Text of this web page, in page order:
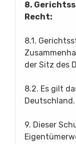
8.
Recht:
8.1.
der Sitz des
8.2. Es gilt
Deutschland.
9. Dieser